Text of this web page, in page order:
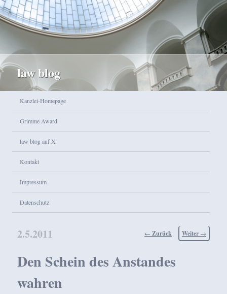
law blog
Zum Inhalt wechseln
Zum sekundären Inhalt wechseln
Kanzlei-Homepage
Grimme Award
law blog auf X
Kontakt
Impressum
Datenschutz
Beitragsnavigation
← Zurück Weiter →
Den Schein des Anstandes
wahren
2.5.2011